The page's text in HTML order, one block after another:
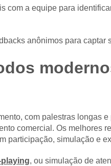
com a equipe para
anônimos para captar
com palestras longas
comercial. Os melhores
participação, simulação e
, ou simulação de